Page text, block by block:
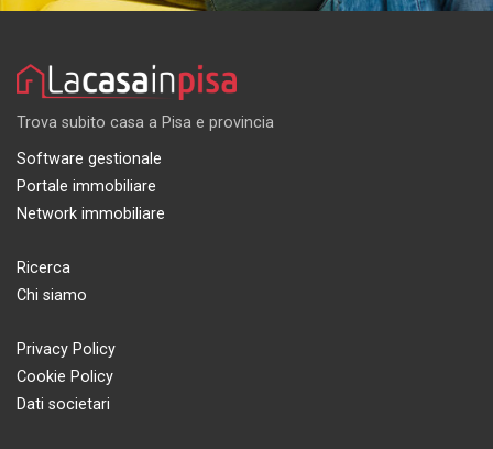
Trova subito casa a Pisa e provincia
Software gestionale
Portale immobiliare
Network immobiliare
Ricerca
Chi siamo
Privacy Policy
Cookie Policy
Dati societari